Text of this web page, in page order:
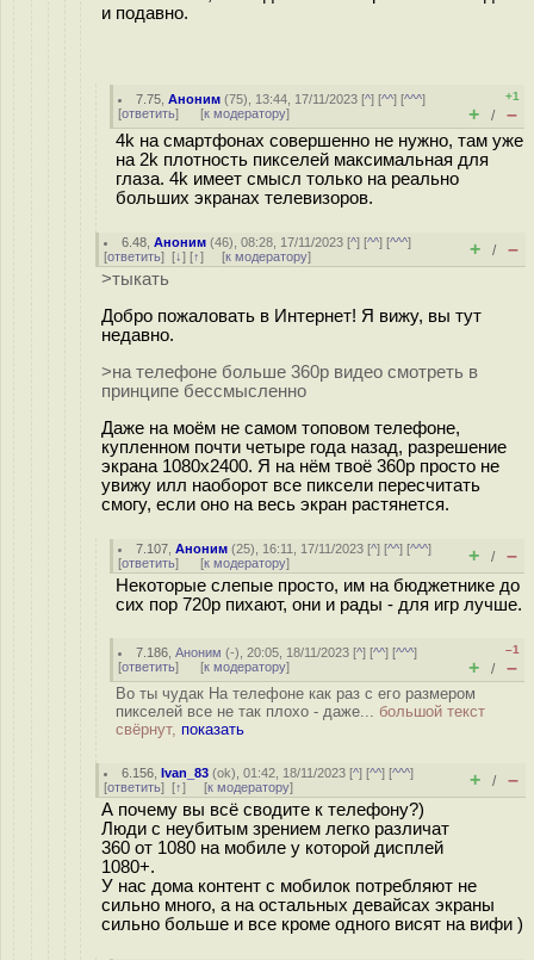
и подавно.
7.75 ,Аноним (75), 13:44, 17/11/2023 [^] [^^] [^^^]
[ответить] [к модератору]
+1
+ / –
4k на смартфонах совершенно не нужно, там уже
на 2k плотность пикселей максимальная для
глаза. 4k имеет смысл только на реально
больших экранах телевизоров.
6.48 ,Аноним (46), 08:28, 17/11/2023 [^] [^^] [^^^]
[ответить] [↓] [↑] [к модератору] + / –
>тыкать
Добро пожаловать в Интернет! Я вижу, вы тут
недавно.
>на телефоне больше 360p видео смотреть в
принципе бессмысленно
Даже на моём не самом топовом телефоне,
купленном почти четыре года назад, разрешение
экрана 1080x2400. Я на нём твоё 360p просто не
увижу илл наоборот все пиксели пересчитать
смогу, если оно на весь экран растянется.
7.107 ,Аноним (25), 16:11, 17/11/2023 [^] [^^] [^^^]
[ответить] [к модератору] + / –
Некоторые слепые просто, им на бюджетнике до
сих пор 720p пихают, они и рады - для игр лучше.
7.186 ,Аноним (-), 20:05, 18/11/2023 [^] [^^] [^^^]
[ответить] [к модератору]
–1
+ / –
Во ты чудак На телефоне как раз с его размером
пикселей все не так плохо - даже... большой текст
свёрнут, показать
6.156 ,Ivan_83 (ok), 01:42, 18/11/2023 [^] [^^] [^^^]
[ответить] [↑] [к модератору] + / –
А почему вы всё сводите к телефону?)
Люди с неубитым зрением легко различат
360 от 1080 на мобиле у которой дисплей
1080+.
У нас дома контент с мобилок потребляют не
сильно много, а на остальных девайсах экраны
сильно больше и все кроме одного висят на вифи )